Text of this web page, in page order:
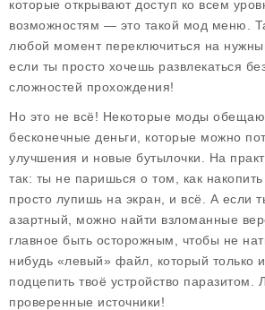
которые открывают доступ ко всем
возможностям — это такой мод меню .
любой момент переключиться на
если ты просто хочешь развлекаться
сложностей прохождения!
Но это не всё! Некоторые моды
бесконечные деньги, которые можно
улучшения и новые бутылочки. На
так: ты не паришься о том, как
просто лупишь на экран, и всё. А если
азартный, можно найти взломанные
главное быть осторожным, чтобы не
нибудь «левый» файл, который только
подцепить твоё устройство паразитом.
проверенные источники!